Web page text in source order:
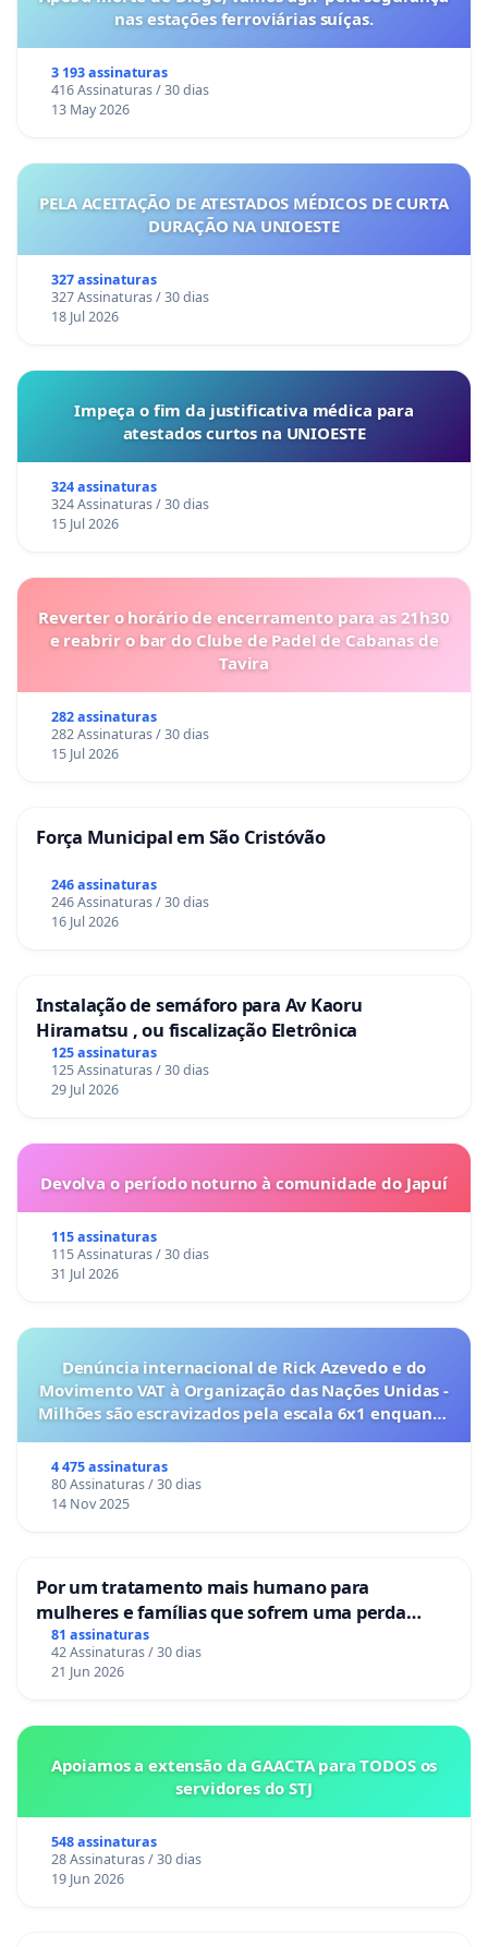
nas estações ferroviárias suíças.
3 193 assinaturas
416 Assinaturas / 30 dias
13 May 2026
PELA ACEITAÇÃO DE ATESTADOS MÉDICOS DE CURTA
DURAÇÃO NA UNIOESTE
327 assinaturas
327 Assinaturas / 30 dias
18 Jul 2026
Impeça o fim da justificativa médica para
atestados curtos na UNIOESTE
324 assinaturas
324 Assinaturas / 30 dias
15 Jul 2026
Reverter o horário de encerramento para as 21h30
e reabrir o bar do Clube de Padel de Cabanas de
Tavira
282 assinaturas
282 Assinaturas / 30 dias
15 Jul 2026
Força Municipal em São Cristóvão
246 assinaturas
246 Assinaturas / 30 dias
16 Jul 2026
Instalação de semáforo para Av Kaoru
Hiramatsu , ou fiscalização Eletrônica
125 assinaturas
125 Assinaturas / 30 dias
29 Jul 2026
Devolva o período noturno à comunidade do Japuí
115 assinaturas
115 Assinaturas / 30 dias
31 Jul 2026
Denúncia internacional de Rick Azevedo e do
Movimento VAT à Organização das Nações Unidas -
Milhões são escravizados pela escala 6x1 enquanto
4 475 assinaturas
80 Assinaturas / 30 dias
14 Nov 2025
Por um tratamento mais humano para
mulheres e famílias que sofrem uma perda
gestacional nos hospitais portugueses
81 assinaturas
42 Assinaturas / 30 dias
21 Jun 2026
Apoiamos a extensão da GAACTA para TODOS os
servidores do STJ
548 assinaturas
28 Assinaturas / 30 dias
19 Jun 2026